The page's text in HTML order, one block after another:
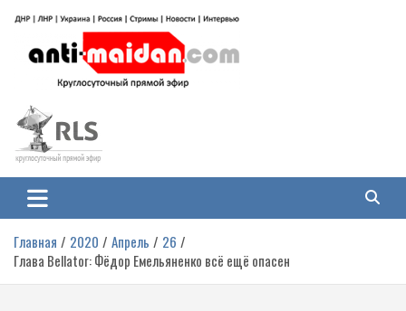
содержимому
Антимайдан: Гражданская война
на Украине
гражданской войне на Украине, включая события в Новороссии, ДНР,
ЛНР и других регионах.
Главная 2020 Апрель
26
Глава Bellator: Фёдор Емельяненко всё ещё опасен